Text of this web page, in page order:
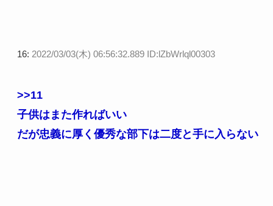
16: 2022/03/03(木) 06:56:32.889 ID:lZbWrlql00303
>>11
子供はまた作ればいい
だが忠義に厚く優秀な部下は二度と手に入らない